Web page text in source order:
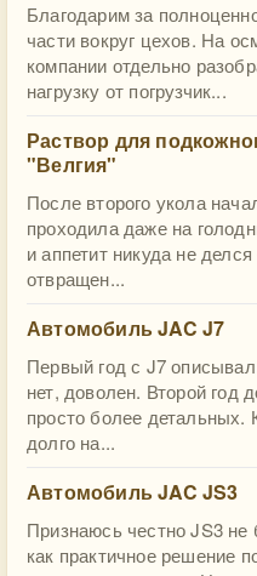
Благодарим за
части вокруг цехов. На
компании отдельно
нагрузку от погрузчик...
Раствор для
"Велгия"
После второго укола
проходила даже на
и аппетит никуда не
отвращен...
Автомобиль JAC J7
Первый год с J7
нет, доволен. Второй год
просто более
долго на...
Автомобиль JAC JS3
Признаюсь честно JS3
как практичное решение